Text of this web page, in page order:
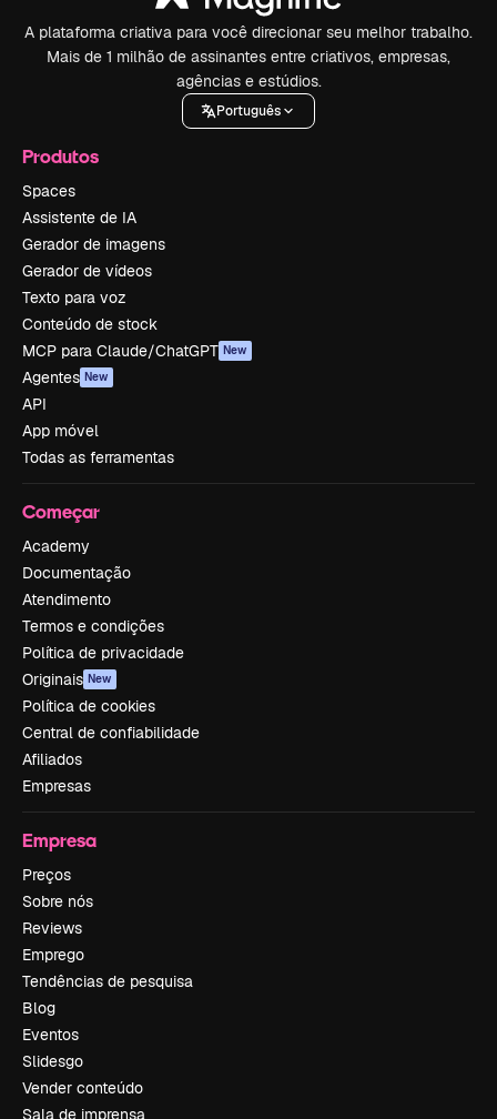
A plataforma criativa para você direcionar seu melhor trabalho.
Mais de 1 milhão de assinantes entre criativos, empresas,
agências e estúdios.
Português
Produtos
Spaces
Assistente de IA
Gerador de imagens
Gerador de vídeos
Texto para voz
Conteúdo de stock
MCP para Claude/ChatGPT New
Agentes New
API
App móvel
Todas as ferramentas
Começar
Academy
Documentação
Atendimento
Termos e condições
Política de privacidade
Originais New
Política de cookies
Central de confiabilidade
Afiliados
Empresas
Empresa
Preços
Sobre nós
Reviews
Emprego
Tendências de pesquisa
Blog
Eventos
Slidesgo
Vender conteúdo
Sala de imprensa